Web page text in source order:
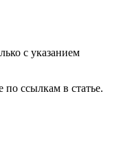
с указанием
ссылкам в статье.